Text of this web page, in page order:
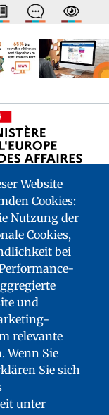
Website
Cookies:
Nutzung der
Cookies,
bei
und
relevante
Wenn Sie
Sie sich
unter